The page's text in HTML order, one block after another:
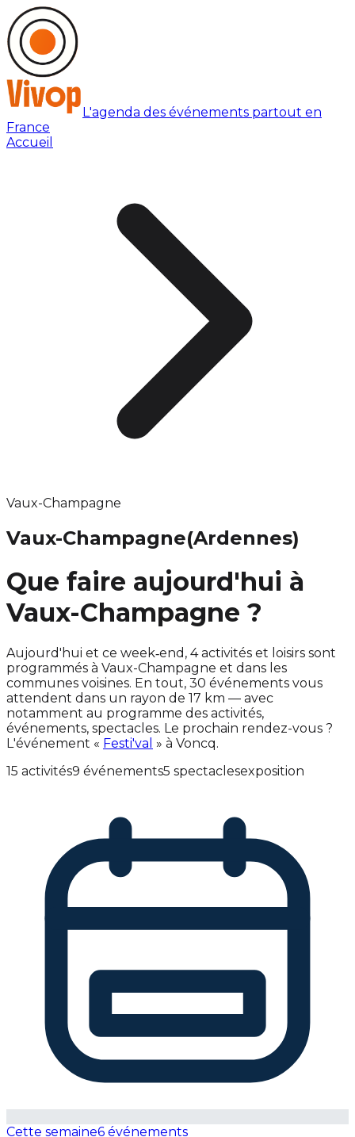
L'agenda des événements partout en
France
Accueil
Vaux-Champagne
Vaux-Champagne(Ardennes)
Que faire aujourd'hui à
Vaux-Champagne ?
Aujourd'hui et ce week‑end, 4 activités et loisirs sont
programmés à Vaux-Champagne et dans les
communes voisines. En tout, 30 événements vous
attendent dans un rayon de 17 km — avec
notamment au programme des activités,
événements, spectacles. Le prochain rendez-vous ?
L'événement « Festi'val » à Voncq.
15 activités9 événements5 spectaclesexposition
Cette semaine6 événements